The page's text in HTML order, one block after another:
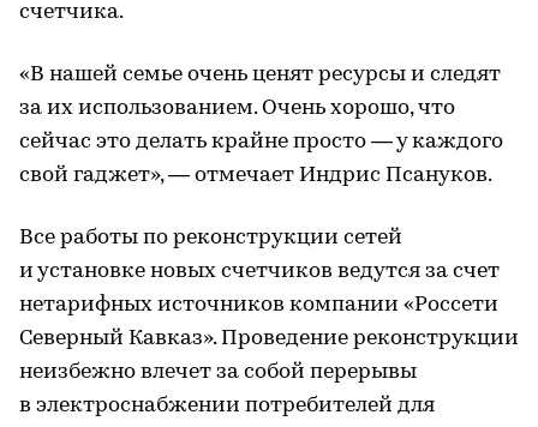
счетчика.
«В нашей семье очень ценят ресурсы и следят
за их использованием. Очень хорошо, что
сейчас это делать крайне просто — у каждого
свой гаджет», — отмечает Индрис Псануков.
Все работы по реконструкции сетей
и установке новых счетчиков ведутся за счет
нетарифных источников компании «Россети
Северный Кавказ». Проведение реконструкции
неизбежно влечет за собой перерывы
в электроснабжении потребителей для